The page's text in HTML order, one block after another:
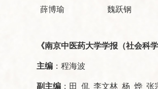
薛博瑜 魏跃钢
《南京中医药大学学报（社会科学
主编 ：程海波
副主编 ：田 侃 李文林 杨 烨 张